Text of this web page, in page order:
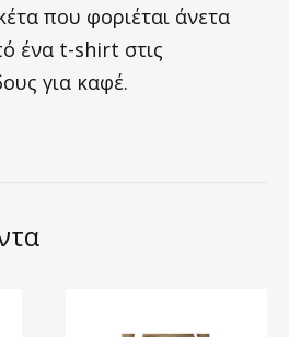
που φοριέται άνετα
ένα t-shirt στις
για καφέ.